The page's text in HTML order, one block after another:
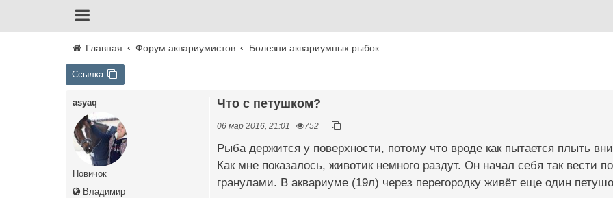
Главная Форум аквариумистов Болезни аквариумных рыбок
Ссылка
asyaq
Новичок
Владимир
Что с петушком?
06 мар 2016, 21:01 752
Рыба держится у поверхности, потому что вроде как пытается плыть
Как мне показалось, животик немного раздут. Он начал себя так вести
гранулами. В аквариуме (19л) через перегородку живёт еще один